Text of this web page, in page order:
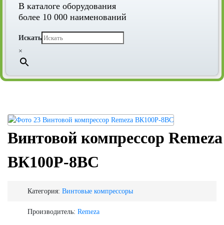
В каталоге оборудования
более 10 000 наименований
Искать
×
Винтовой компрессор Remeza
ВК100Р-8ВС
Категория: Винтовые компрессоры
Производитель: Remeza